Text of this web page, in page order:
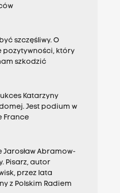
szczęśliwy. O
pozytywności, który
szkodzić
Katarzyny
Jest podium w
France
Jarosław Abramow-
Pisarz, autor
przez lata
z Polskim Radiem